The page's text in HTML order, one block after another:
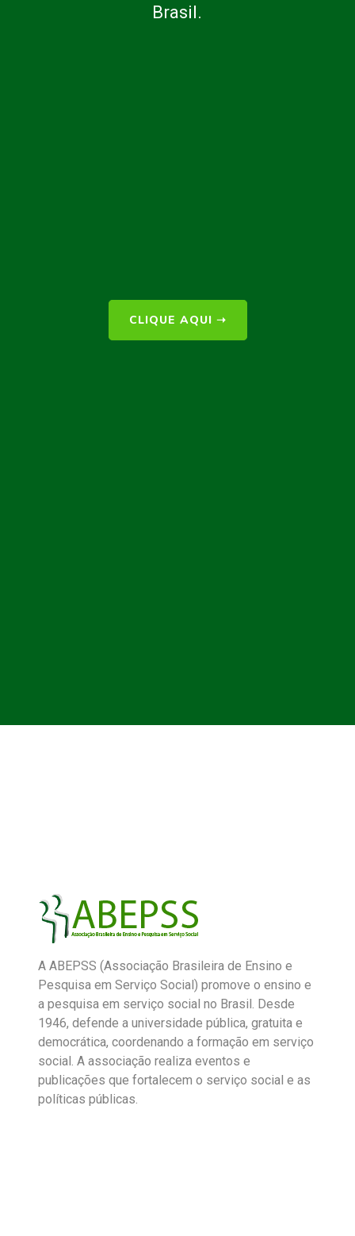
Brasil.
CLIQUE AQUI ➝
A ABEPSS (Associação Brasileira de Ensino e
Pesquisa em Serviço Social) promove o ensino e
a pesquisa em serviço social no Brasil. Desde
1946, defende a universidade pública, gratuita e
democrática, coordenando a formação em serviço
social. A associação realiza eventos e
publicações que fortalecem o serviço social e as
políticas públicas.